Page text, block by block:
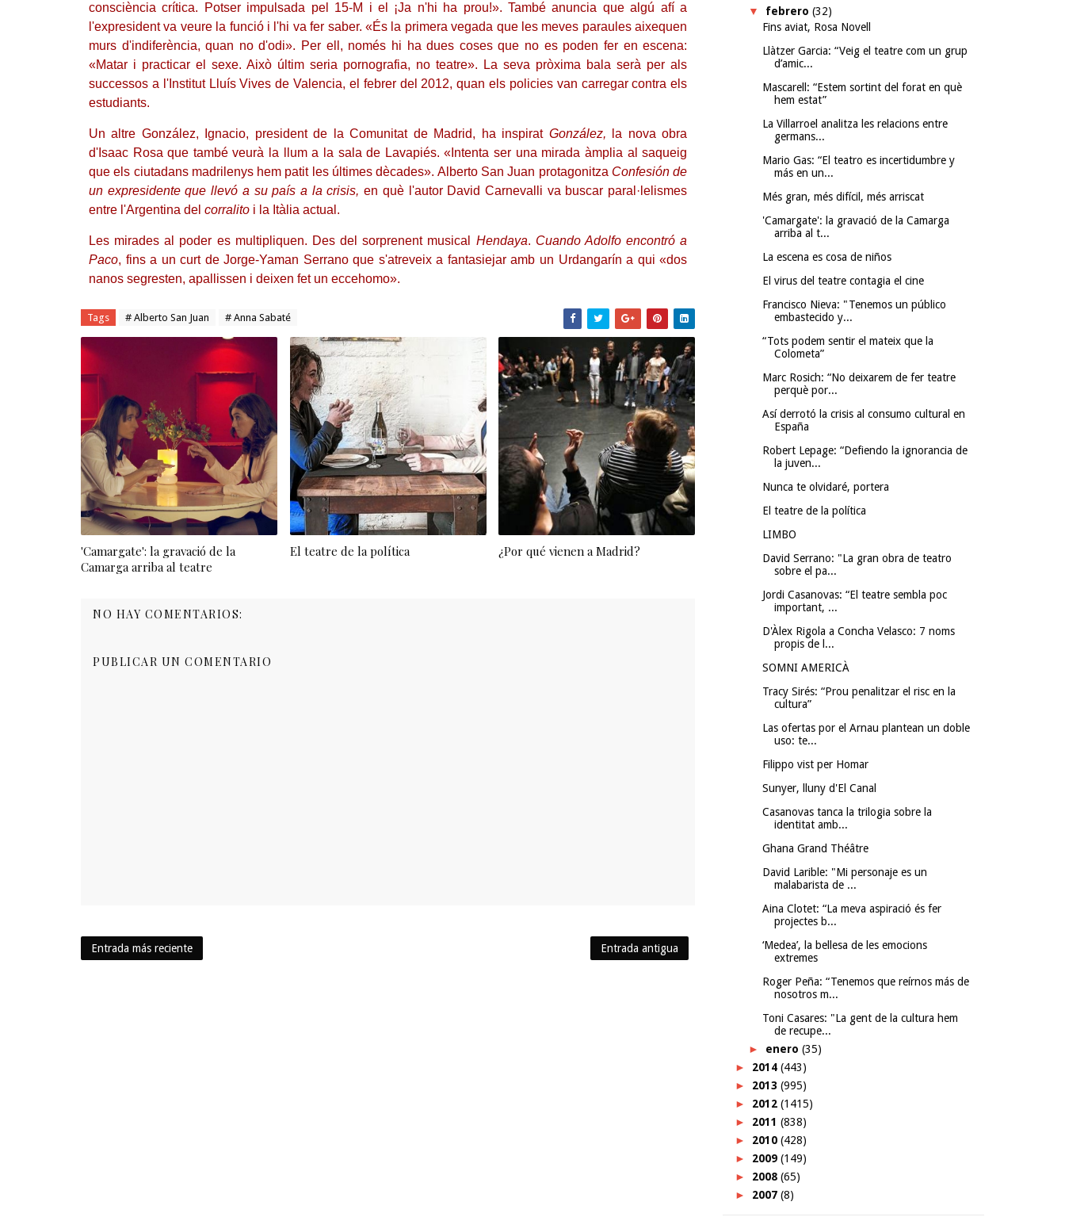
consciència crítica. Potser impulsada pel 15-M i el ¡Ja n'hi ha prou!». També anuncia que algú afí a
l'expresident va veure la funció i l'hi va fer saber. «És la primera vegada que les meves paraules aixequen
murs d'indiferència, quan no d'odi». Per ell, només hi ha dues coses que no es poden fer en escena:
«Matar i practicar el sexe. Això últim seria pornografia, no teatre». La seva pròxima bala serà per als
successos a l'Institut Lluís Vives de Valencia, el febrer del 2012, quan els policies van carregar contra els
estudiants.
Un altre González, Ignacio, president de la Comunitat de Madrid, ha inspirat González, la nova obra
d'Isaac Rosa que també veurà la llum a la sala de Lavapiés. «Intenta ser una mirada àmplia al saqueig
que els ciutadans madrilenys hem patit les últimes dècades». Alberto San Juan protagonitza Confesión de
un expresidente que llevó a su país a la crisis, en què l'autor David Carnevalli va buscar paral·lelismes
entre l'Argentina del corralito i la Itàlia actual.
Les mirades al poder es multipliquen. Des del sorprenent musical Hendaya. Cuando Adolfo encontró a
Paco, fins a un curt de Jorge-Yaman Serrano que s'atreveix a fantasiejar amb un Urdangarín a qui «dos
nanos segresten, apallissen i deixen fet un eccehomo».
Tags # Alberto San Juan # Anna Sabaté
'Camargate': la gravació de la
Camarga arriba al teatre
El teatre de la política ¿Por qué vienen a Madrid?
NO HAY COMENTARIOS:
PUBLICAR UN COMENTARIO
Entrada más reciente Entrada antigua
▼ febrero (32)
Fins aviat, Rosa Novell
Llàtzer Garcia: “Veig el teatre com un grup
d’amic...
Mascarell: “Estem sortint del forat en què
hem estat”
La Villarroel analitza les relacions entre
germans...
Mario Gas: “El teatro es incertidumbre y
más en un...
Més gran, més difícil, més arriscat
'Camargate': la gravació de la Camarga
arriba al t...
La escena es cosa de niños
El virus del teatre contagia el cine
Francisco Nieva: "Tenemos un público
embastecido y...
“Tots podem sentir el mateix que la
Colometa”
Marc Rosich: “No deixarem de fer teatre
perquè por...
Así derrotó la crisis al consumo cultural en
España
Robert Lepage: “Defiendo la ignorancia de
la juven...
Nunca te olvidaré, portera
El teatre de la política
LIMBO
David Serrano: "La gran obra de teatro
sobre el pa...
Jordi Casanovas: “El teatre sembla poc
important, ...
D'Àlex Rigola a Concha Velasco: 7 noms
propis de l...
SOMNI AMERICÀ
Tracy Sirés: “Prou penalitzar el risc en la
cultura”
Las ofertas por el Arnau plantean un doble
uso: te...
Filippo vist per Homar
Sunyer, lluny d'El Canal
Casanovas tanca la trilogia sobre la
identitat amb...
Ghana Grand Théâtre
David Larible: "Mi personaje es un
malabarista de ...
Aina Clotet: “La meva aspiració és fer
projectes b...
‘Medea’, la bellesa de les emocions
extremes
Roger Peña: “Tenemos que reírnos más de
nosotros m...
Toni Casares: "La gent de la cultura hem
de recupe...
► enero (35)
► 2014 (443)
► 2013 (995)
► 2012 (1415)
► 2011 (838)
► 2010 (428)
► 2009 (149)
► 2008 (65)
► 2007 (8)